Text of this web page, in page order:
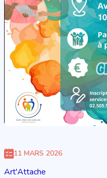
11 MARS 2026
Art'Attache